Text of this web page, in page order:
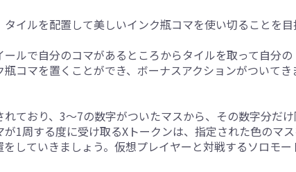
タイルを配置して美しいインク瓶コマを使い切ることを目
ルで自分のコマがあるところからタイルを取って自分
コマを置くことができ、ボーナスアクションがついて
ており、3～7の数字がついたマスから、その数字分だ
1周する度に受け取るXトークンは、指定された色のマ
していきましょう。仮想プレイヤーと対戦するソロモー